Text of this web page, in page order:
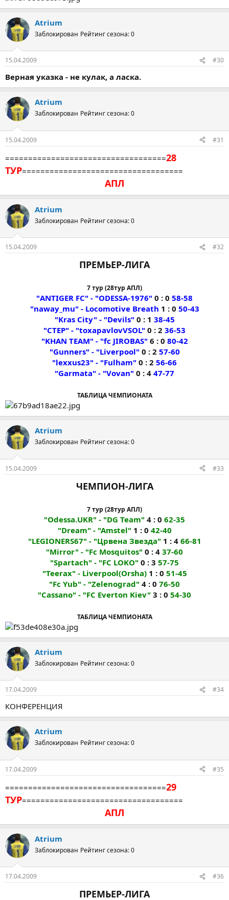
Atrium
Заблокирован Рейтинг сезона: 0
15.04.2009 #30
Верная указка - не кулак, а ласка.
Atrium
Заблокирован Рейтинг сезона: 0
15.04.2009 #31
===================================28
ТУР===================================
АПЛ
Atrium
Заблокирован Рейтинг сезона: 0
15.04.2009 #32
ПРЕМЬЕР-ЛИГА
7 тур (28тур АПЛ)
"ANTIGER FC" - "ODESSA-1976" 0 : 0 58-58
"naway_mu" - Locomotive Breath 1 : 0 50-43
"Kras City" - "Devils" 0 : 1 38-45
"CTEP" - "toxapavlovVSOL" 0 : 2 36-53
"KHAN TEAM" - "fc JIROBAS" 6 : 0 80-42
"Gunners" - "Liverpool" 0 : 2 57-60
"lexxus23" - "Fulham" 0 : 2 56-66
"Garmata" - "Vovan" 0 : 4 47-77
ТАБЛИЦА ЧЕМПИОНАТА
Atrium
Заблокирован Рейтинг сезона: 0
15.04.2009 #33
ЧЕМПИОН-ЛИГА
7 тур (28тур АПЛ)
"Odessa.UKR" - "DG Team" 4 : 0 62-35
"Dream" - "Amstel" 1 : 0 42-40
"LEGIONERS67" - "Црвена Звезда" 1 : 4 66-81
"Mirror" - "Fc Mosquitos" 0 : 4 37-60
"Spartach" - "FC LOKO" 0 : 3 57-75
"Teerax" - Liverpool(Orsha)1 : 0 51-45
"Fc Yub" - "Zelenograd" 4 : 0 76-50
"Cassano" - "FC Everton Kiev" 3 : 0 54-30
ТАБЛИЦА ЧЕМПИОНАТА
Atrium
Заблокирован Рейтинг сезона: 0
17.04.2009 #34
КОНФЕРЕНЦИЯ
Atrium
Заблокирован Рейтинг сезона: 0
17.04.2009 #35
===================================29
ТУР===================================
АПЛ
Atrium
Заблокирован Рейтинг сезона: 0
17.04.2009 #36
ПРЕМЬЕР-ЛИГА